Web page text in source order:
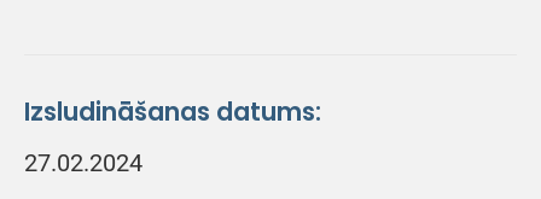
Izsludināšanas datums:
27.02.2024